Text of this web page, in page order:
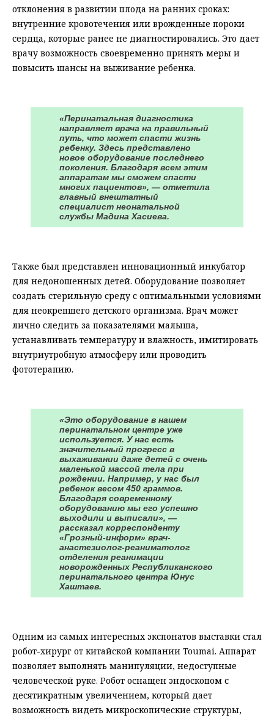
отклонения в развитии плода на ранних сроках:
внутренние кровотечения или врожденные пороки
сердца, которые ранее не диагностировались. Это дает
врачу возможность своевременно принять меры и
повысить шансы на выживание ребенка.
«Перинатальная диагностика
направляет врача на правильный
путь, что может спасти жизнь
ребенку. Здесь представлено
новое оборудование последнего
поколения. Благодаря всем этим
аппаратам мы сможем спасти
многих пациентов», — отметила
главный внештатный
специалист неонатальной
службы Мадина Хасиева.
Также был представлен инновационный инкубатор
для недоношенных детей. Оборудование позволяет
создать стерильную среду с оптимальными условиями
для неокрепшего детского организма. Врач может
лично следить за показателями малыша,
устанавливать температуру и влажность, имитировать
внутриутробную атмосферу или проводить
фототерапию.
«Это оборудование в нашем
перинатальном центре уже
используется. У нас есть
значительный прогресс в
выхаживании даже детей с очень
маленькой массой тела при
рождении. Например, у нас был
ребенок весом 450 граммов.
Благодаря современному
оборудованию мы его успешно
выходили и выписали», —
рассказал корреспонденту
«Грозный-информ» врач-
анастезиолог-реаниматолог
отделения реанимации
новорожденных Республиканского
перинатального центра Юнус
Хаштаев.
Одним из самых интересных экспонатов выставки стал
робот-хирург от китайской компании Toumai. Аппарат
позволяет выполнять манипуляции, недоступные
человеческой руке. Робот оснащен эндоскопом с
десятикратным увеличением, который дает
возможность видеть микроскопические структуры,